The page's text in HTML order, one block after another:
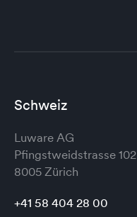
Schweiz
Luware AG
Pfingstweidstrasse 102
8005 Zürich
+41 58 404 28 00